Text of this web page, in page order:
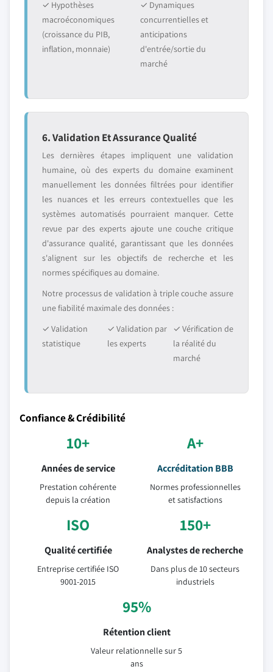
✓ Hypothèses
macroéconomiques
(croissance du PIB,
inflation, monnaie)
✓ Dynamiques
concurrentielles et
anticipations
d'entrée/sortie du
marché
6. Validation Et Assurance Qualité
Les dernières étapes impliquent une validation
humaine, où des experts du domaine examinent
manuellement les données filtrées pour identifier
les nuances et les erreurs contextuelles que les
systèmes automatisés pourraient manquer. Cette
revue par des experts ajoute une couche critique
d'assurance qualité, garantissant que les données
s'alignent sur les objectifs de recherche et les
normes spécifiques au domaine.
Notre processus de validation à triple couche assure
une fiabilité maximale des données :
✓ Validation
statistique
✓ Validation par
les experts
✓ Vérification de
la réalité du
marché
Confiance & Crédibilité
10+
Années de service
Prestation cohérente
depuis la création
A+
Accréditation BBB
Normes professionnelles
et satisfactions
ISO
Qualité certifiée
Entreprise certifiée ISO
9001-2015
150+
Analystes de recherche
Dans plus de 10 secteurs
industriels
95%
Rétention client
Valeur relationnelle sur 5
ans